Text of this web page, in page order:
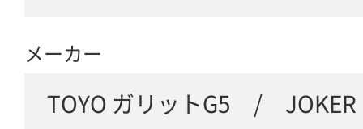
メーカー
TOYO ガリットG5 / JOKER